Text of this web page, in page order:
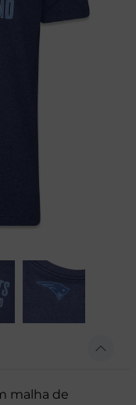
malha de